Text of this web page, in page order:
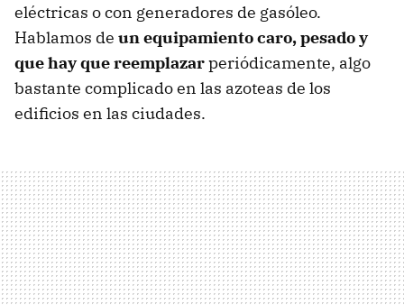
eléctricas o con generadores de gasóleo.
Hablamos de un equipamientocaro, pesado y
que hay que reemplazarperiódicamente, algo
bastante complicado en las azoteas de los
edificios en las ciudades.